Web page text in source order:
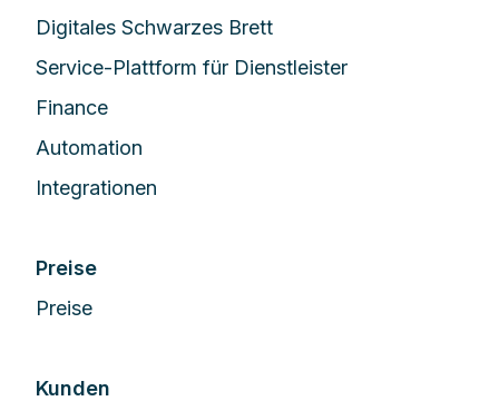
Digitales Schwarzes Brett
Service-Plattform für Dienstleister
Finance
Automation
Integrationen
Preise
Preise
Kunden